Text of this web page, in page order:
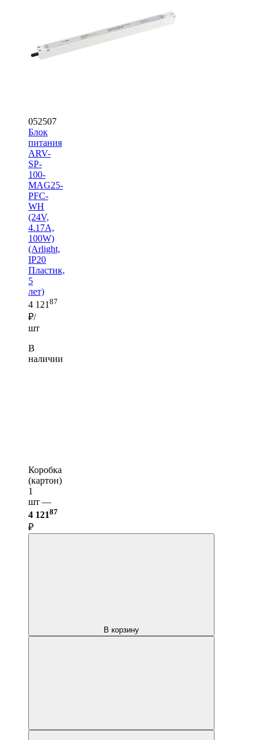
052507
Блок
питания
ARV-
SP-
100-
MAG25-
PFC-
WH
(24V,
4.17A,
100W)
(Arlight,
IP20
Пластик,
5
лет)
4 121 87
₽/
шт
В
наличии
Коробка
(картон)
1
шт —
4 12187
₽
В корзину